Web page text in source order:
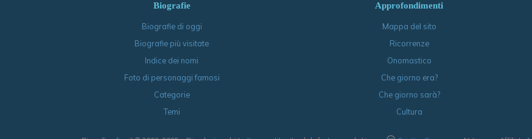
Biografie
Biografie di oggi
Biografie più visitate
Indice dei nomi
Foto di personaggi famosi
Categorie
Temi
Approfondimenti
Mappa del sito
Ricorrenze
Onomastico
Che giorno era?
Che giorno sarà?
Cultura